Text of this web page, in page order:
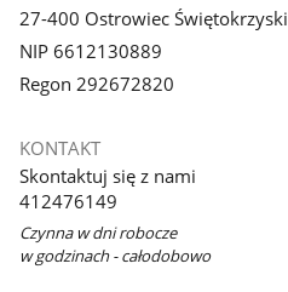
27-400 Ostrowiec Świętokrzyski
NIP 6612130889
Regon 292672820
KONTAKT
Skontaktuj się z nami
412476149
Czynna w dni robocze
w godzinach - całodobowo